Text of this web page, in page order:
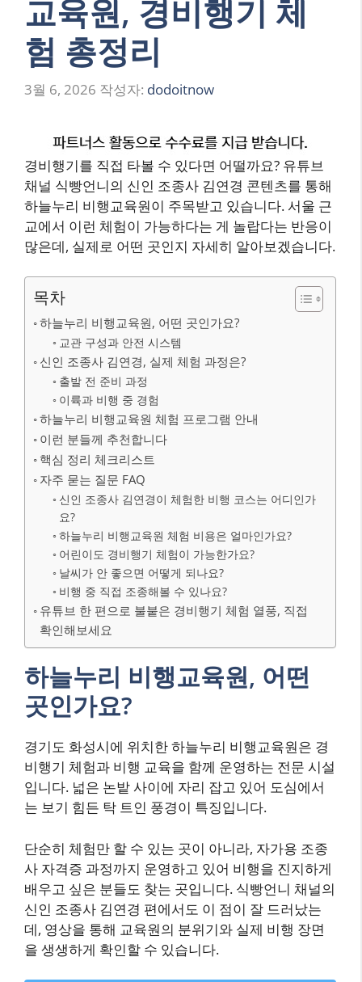
교육원, 경비행기 체
험 총정리
3월 6, 2026 작성자: dodoitnow
경비행기를 직접 타볼 수 있다면 어떨까요? 유튜브
채널 식빵언니의 신인 조종사 김연경 콘텐츠를 통해
하늘누리 비행교육원이 주목받고 있습니다. 서울 근
교에서 이런 체험이 가능하다는 게 놀랍다는 반응이
많은데, 실제로 어떤 곳인지 자세히 알아보겠습니다.
목차
하늘누리 비행교육원, 어떤 곳인가요?
교관 구성과 안전 시스템
신인 조종사 김연경, 실제 체험 과정은?
출발 전 준비 과정
이륙과 비행 중 경험
하늘누리 비행교육원 체험 프로그램 안내
이런 분들께 추천합니다
핵심 정리 체크리스트
자주 묻는 질문 FAQ
신인 조종사 김연경이 체험한 비행 코스는 어디인가
요?
하늘누리 비행교육원 체험 비용은 얼마인가요?
어린이도 경비행기 체험이 가능한가요?
날씨가 안 좋으면 어떻게 되나요?
비행 중 직접 조종해볼 수 있나요?
유튜브 한 편으로 불붙은 경비행기 체험 열풍, 직접
확인해보세요
하늘누리 비행교육원, 어떤
곳인가요?
경기도 화성시에 위치한 하늘누리 비행교육원은 경
비행기 체험과 비행 교육을 함께 운영하는 전문 시설
입니다. 넓은 논밭 사이에 자리 잡고 있어 도심에서
는 보기 힘든 탁 트인 풍경이 특징입니다.
단순히 체험만 할 수 있는 곳이 아니라, 자가용 조종
사 자격증 과정까지 운영하고 있어 비행을 진지하게
배우고 싶은 분들도 찾는 곳입니다. 식빵언니 채널의
신인 조종사 김연경 편에서도 이 점이 잘 드러났는
데, 영상을 통해 교육원의 분위기와 실제 비행 장면
을 생생하게 확인할 수 있습니다.